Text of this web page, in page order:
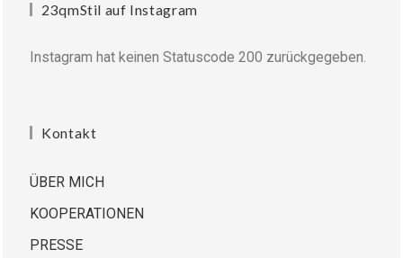
23qmStil auf Instagram
Instagram hat keinen Statuscode 200 zurückgegeben.
Kontakt
ÜBER MICH
KOOPERATIONEN
PRESSE